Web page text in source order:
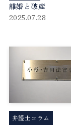
離婚と破産
2025.07.28
弁護士コラム